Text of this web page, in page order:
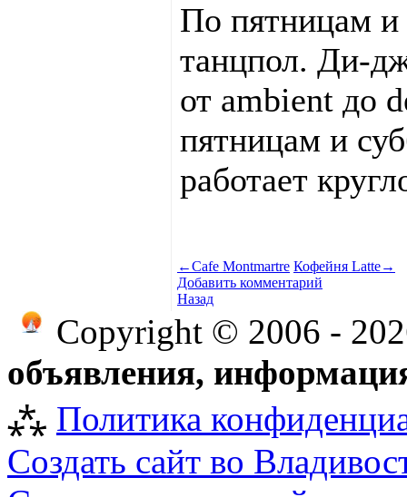
По пятницам и
танцпол. Ди-
от ambient до
пятницам и
работает
←Cafe Montmartre Кофейня Latte→
Добавить комментарий
Назад
Copyright © 2006 -
объявления,
⁂ Политика
Создать сайт во